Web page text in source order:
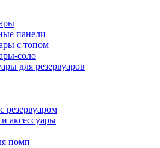
панели
с топом
соло
для резервуаров
резервуаром
аксессуары
помп